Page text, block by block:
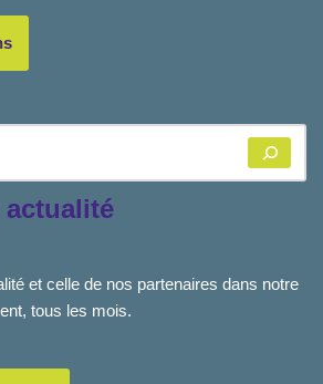
et celle de nos partenaires dans notre
tous les mois.